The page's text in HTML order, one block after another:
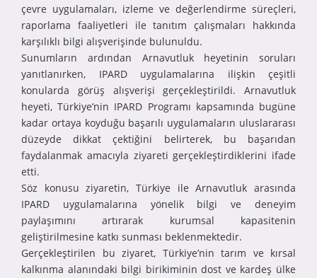
çevre uygulamaları, izleme ve değerlendirme süreçleri,
raporlama faaliyetleri ile tanıtım çalışmaları hakkında
karşılıklı bilgi alışverişinde bulunuldu.
Sunumların ardından Arnavutluk heyetinin soruları
yanıtlanırken, IPARD uygulamalarına ilişkin çeşitli
konularda görüş alışverişi gerçekleştirildi. Arnavutluk
heyeti, Türkiye’nin IPARD Programı kapsamında bugüne
kadar ortaya koyduğu başarılı uygulamaların uluslararası
düzeyde dikkat çektiğini belirterek, bu başarıdan
faydalanmak amacıyla ziyareti gerçekleştirdiklerini ifade
etti.
Söz konusu ziyaretin, Türkiye ile Arnavutluk arasında
IPARD uygulamalarına yönelik bilgi ve deneyim
paylaşımını artırarak kurumsal kapasitenin
geliştirilmesine katkı sunması beklenmektedir.
Gerçekleştirilen bu ziyaret, Türkiye’nin tarım ve kırsal
kalkınma alanındaki bilgi birikiminin dost ve kardeş ülke